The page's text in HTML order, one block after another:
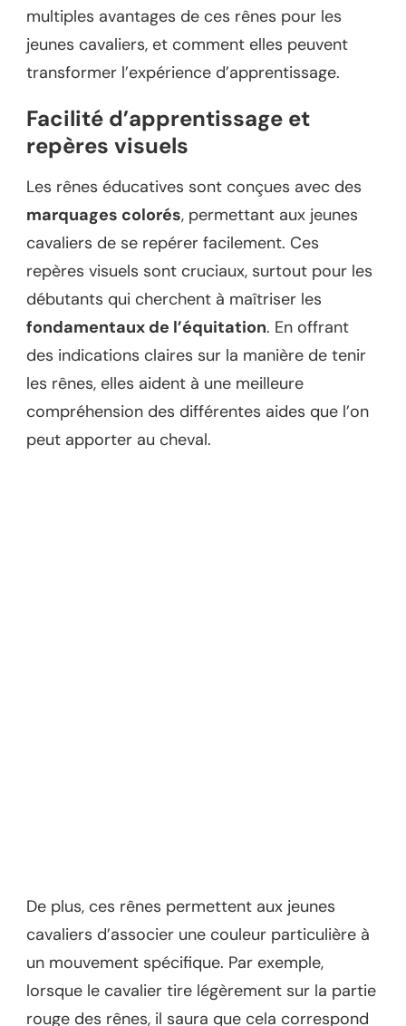
multiples avantages de ces rênes pour les
jeunes cavaliers, et comment elles peuvent
transformer l’expérience d’apprentissage.
Facilité d’apprentissage et
repères visuels
Les rênes éducatives sont conçues avec des
marquages colorés, permettant aux jeunes
cavaliers de se repérer facilement. Ces
repères visuels sont cruciaux, surtout pour les
débutants qui cherchent à maîtriser les
fondamentaux de l’équitation. En offrant
des indications claires sur la manière de tenir
les rênes, elles aident à une meilleure
compréhension des différentes aides que l’on
peut apporter au cheval.
De plus, ces rênes permettent aux jeunes
cavaliers d’associer une couleur particulière à
un mouvement spécifique. Par exemple,
lorsque le cavalier tire légèrement sur la partie
rouge des rênes, il saura que cela correspond